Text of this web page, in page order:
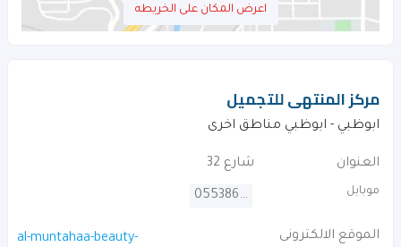
اعرض المكان على الخريطه
مركز المنتهى للتجميل
ابوظبي - ابوظبي مناطق اخرى
العنوان شارع 32
موبايل 0553860802
الموقع الالكترونى
al-muntahaa-beauty-